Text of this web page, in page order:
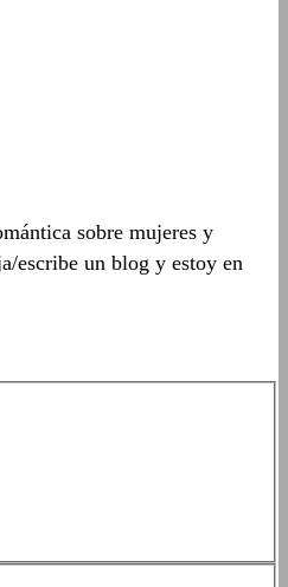
sobre mujeres y
escribe un blog y estoy en